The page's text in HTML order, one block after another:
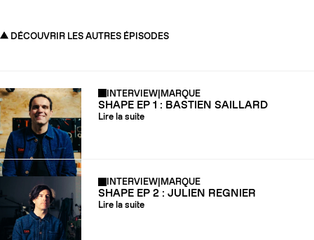
DÉCOUVRIR LES AUTRES ÉPISODES
INTERVIEW|MARQUE
SHAPE EP 1 : BASTIEN SAILLARD
Lire la suite
INTERVIEW MARQUE
SHAPE EP 2 : JULIEN REGNIER
Lire la suite